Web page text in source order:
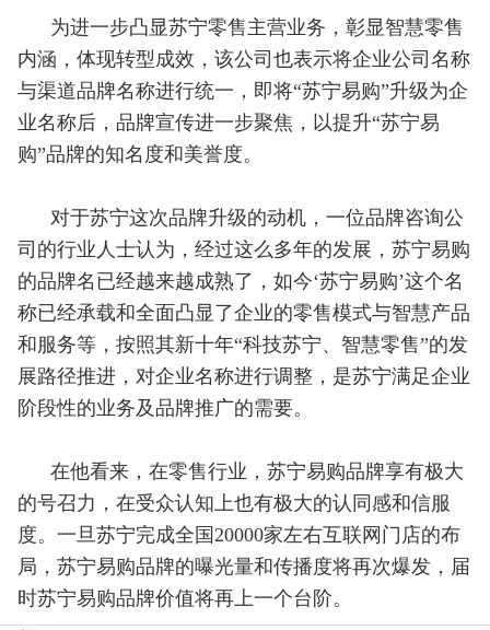
为进一步凸显苏宁零售主营业务，彰显智慧零售
内涵，体现转型成效，该公司也表示将企业公司名称
与渠道品牌名称进行统一，即将“苏宁易购”升级为企
业名称后，品牌宣传进一步聚焦，以提升“苏宁易
购”品牌的知名度和美誉度。
对于苏宁这次品牌升级的动机，一位品牌咨询公
司的行业人士认为，经过这么多年的发展，苏宁易购
的品牌名已经越来越成熟了，如今‘苏宁易购’这个名
称已经承载和全面凸显了企业的零售模式与智慧产品
和服务等，按照其新十年“科技苏宁、智慧零售”的发
展路径推进，对企业名称进行调整，是苏宁满足企业
阶段性的业务及品牌推广的需要。
在他看来，在零售行业，苏宁易购品牌享有极大
的号召力，在受众认知上也有极大的认同感和信服
度。一旦苏宁完成全国20000家左右互联网门店的布
局，苏宁易购品牌的曝光量和传播度将再次爆发，届
时苏宁易购品牌价值将再上一个台阶。